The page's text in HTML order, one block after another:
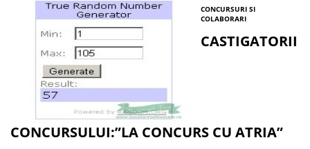
CONCURSURI SI
COLABORARI
CASTIGATORII
CONCURSULUI:”LA CONCURS CU ATRIA”